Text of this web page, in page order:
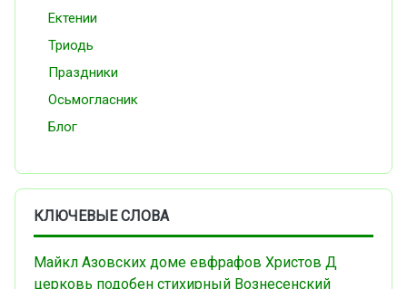
Ектении
Триодь
Праздники
Осьмогласник
Блог
КЛЮЧЕВЫЕ СЛОВА
Майкл Азовских доме евфрафов Христов Д
церковь подобен стихирный Вознесенский